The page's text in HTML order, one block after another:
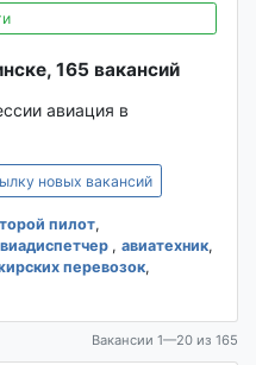
165 вакансий
авиация в
новых вакансий
пилот,
, авиатехник,
перевозок,
Вакансии 1—20 из 165